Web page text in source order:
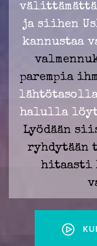
ja siihen
kannustaa
parempia
halulla
Lyödään
hitaasti